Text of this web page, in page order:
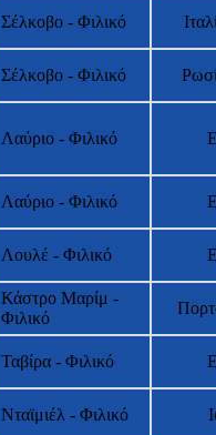
Σέλκοβο - Φιλικό
Σέλκοβο - Φιλικό
Λαύριο - Φιλικό
Λαύριο - Φιλικό
Λουλέ - Φιλικό
Κάστρο Μαρίμ -
Φιλικό
Ταβίρα - Φιλικό
Νταϊμιέλ - Φιλικό